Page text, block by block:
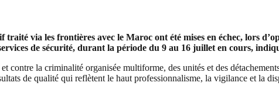
via les frontières avec le Maroc ont été mises en échec, lors
de sécurité, durant la période du 9 au 16 juillet en cours,
contre la criminalité organisée multiforme, des unités et des
de qualité qui reflètent le haut professionnalisme, la vigilance et la